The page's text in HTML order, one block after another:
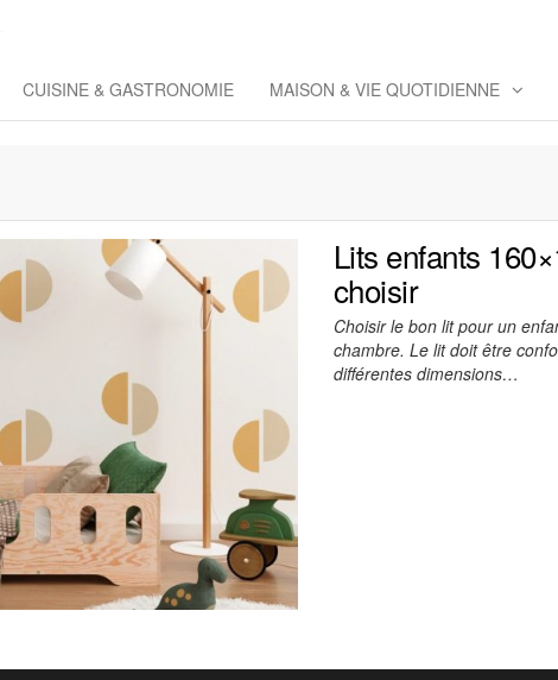
& Co
CUISINE & GASTRONOMIE MAISON & VIE QUOTIDIENNE
Lits enfants
choisir
Choisir le bon lit pour un
chambre. Le lit doit être
différentes dimensions…